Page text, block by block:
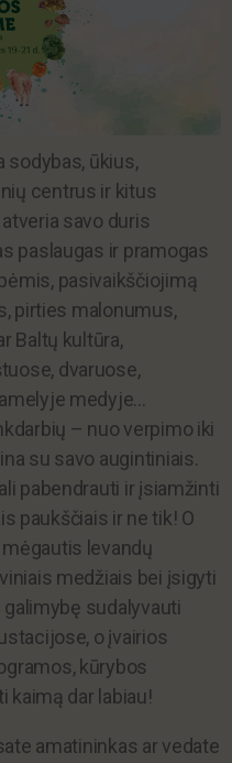
sodybas, ūkius,
centrus ir kitus
savo duris
paslaugas ir pramogas
pasivaikščiojimą
pirties malonumus,
Baltų kultūra,
dvaruose,
medyje…
– nuo verpimo iki
su savo augintiniais.
pabendrauti ir įsiamžinti
paukščiais ir ne tik! O
levandų
medžiais bei įsigyti
sudalyvauti
o įvairios
kūrybos
kaimą dar labiau!
amatininkas ar vedate